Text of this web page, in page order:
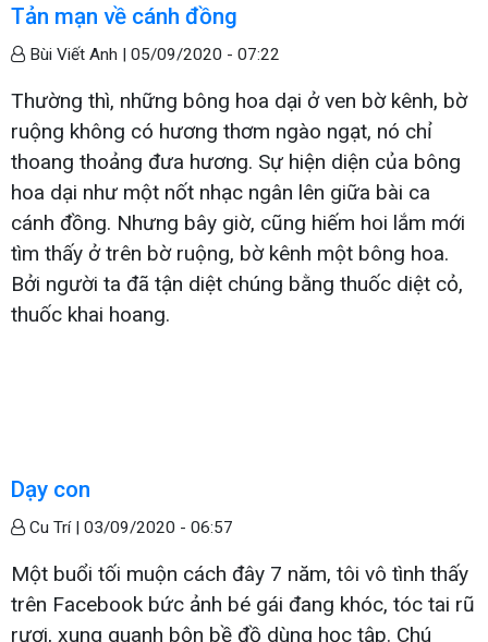
Tản mạn về cánh đồng
Bùi Viết Anh | 05/09/2020 - 07:22
Thường thì, những bông hoa dại ở ven bờ kênh, bờ
ruộng không có hương thơm ngào ngạt, nó chỉ
thoang thoảng đưa hương. Sự hiện diện của bông
hoa dại như một nốt nhạc ngân lên giữa bài ca
cánh đồng. Nhưng bây giờ, cũng hiếm hoi lắm mới
tìm thấy ở trên bờ ruộng, bờ kênh một bông hoa.
Bởi người ta đã tận diệt chúng bằng thuốc diệt cỏ,
thuốc khai hoang.
Dạy con
Cu Trí | 03/09/2020 - 06:57
Một buổi tối muộn cách đây 7 năm, tôi vô tình thấy
trên Facebook bức ảnh bé gái đang khóc, tóc tai rũ
rượi, xung quanh bộn bề đồ dùng học tập. Chú